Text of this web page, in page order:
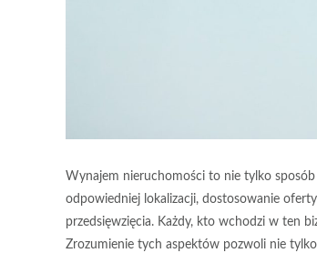
Wynajem nieruchomości to nie tylko
odpowiedniej lokalizacji, dostosowanie
przedsięwzięcia. Każdy, kto wchodzi w ten
Zrozumienie tych aspektów pozwoli nie